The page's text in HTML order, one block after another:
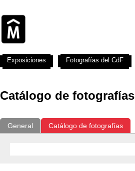
Catálogo de fotografías
General Catálogo de fotografías
Exposiciones Fotografías del CdF